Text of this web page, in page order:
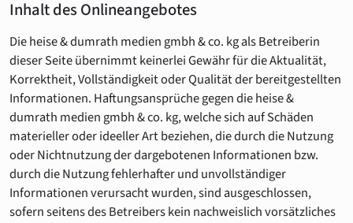
Inhalt des Onlineangebotes
Die heise & dumrath medien gmbh & co. kg als Betreiberin
dieser Seite übernimmt keinerlei Gewähr für die Aktualität,
Korrektheit, Vollständigkeit oder Qualität der bereitgestellten
Informationen. Haftungsansprüche gegen die heise &
dumrath medien gmbh & co. kg, welche sich auf Schäden
materieller oder ideeller Art beziehen, die durch die Nutzung
oder Nichtnutzung der dargebotenen Informationen bzw.
durch die Nutzung fehlerhafter und unvollständiger
Informationen verursacht wurden, sind ausgeschlossen,
sofern seitens des Betreibers kein nachweislich vorsätzliches